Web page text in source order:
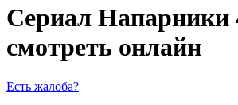
Сериал Напарники
смотреть онлайн
Есть жалоба?